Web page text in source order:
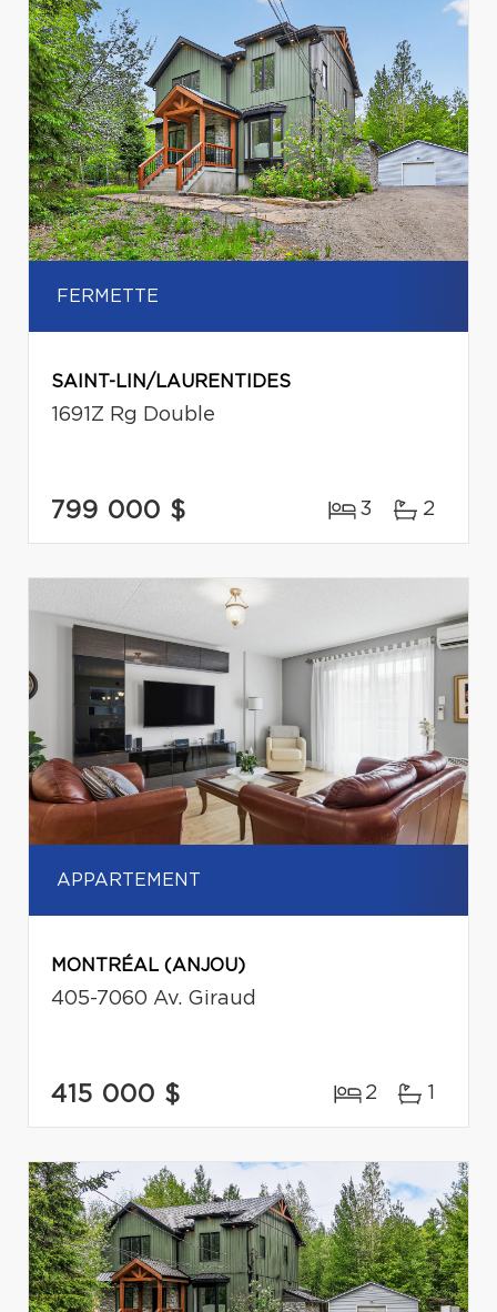
FERMETTE
SAINT-LIN/LAURENTIDES
1691Z Rg Double
799 000 $ 3 2
APPARTEMENT
MONTRÉAL (ANJOU)
405-7060 Av. Giraud
415 000 $ 2 1